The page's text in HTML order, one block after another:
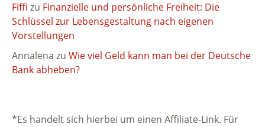
Fiffi zu Finanzielle und persönliche Freiheit: Die
Schlüssel zur Lebensgestaltung nach eigenen
Vorstellungen
Annalena zu Wie viel Geld kann man bei der Deutsche
Bank abheben?
*Es handelt sich hierbei um einen Affiliate-Link. Für